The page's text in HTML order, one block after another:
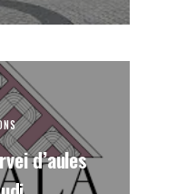
d’aules